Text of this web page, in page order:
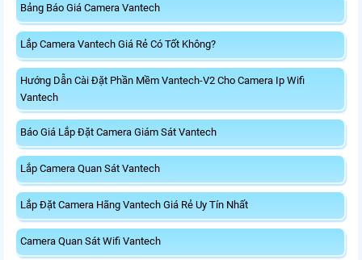
Bảng Báo Giá Camera Vantech
Lắp Camera Vantech Giá Rẻ Có Tốt Không?
Hướng Dẫn Cài Đặt Phần Mềm Vantech-V2 Cho Camera Ip Wifi
Vantech
Báo Giá Lắp Đặt Camera Giám Sát Vantech
Lắp Camera Quan Sát Vantech
Lắp Đặt Camera Hãng Vantech Giá Rẻ Uy Tín Nhất
Camera Quan Sát Wifi Vantech